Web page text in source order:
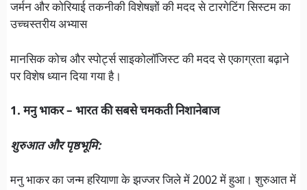
जर्मन और कोरियाई तकनीकी विशेषज्ञों की मदद से टारगेटिंग सिस्टम का
उच्चस्तरीय अभ्यास
मानसिक कोच और स्पोर्ट्स साइकोलॉजिस्ट की मदद से एकाग्रता बढ़ाने
पर विशेष ध्यान दिया गया है।
1. मनु भाकर – भारत की सबसे चमकती निशानेबाज
शुरुआत और पृष्ठभूमि:
मनु भाकर का जन्म हरियाणा के झज्जर जिले में 2002 में हुआ। शुरुआत में